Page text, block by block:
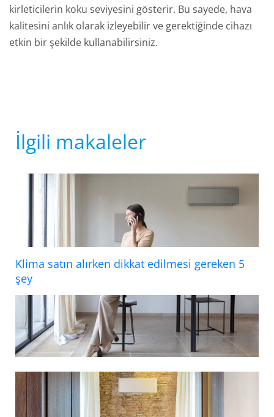
kirleticilerin koku seviyesini gösterir. Bu sayede, hava
kalitesini anlık olarak izleyebilir ve gerektiğinde cihazı
etkin bir şekilde kullanabilirsiniz.
İlgili makaleler
Klima satın alırken dikkat edilmesi gereken 5
şey